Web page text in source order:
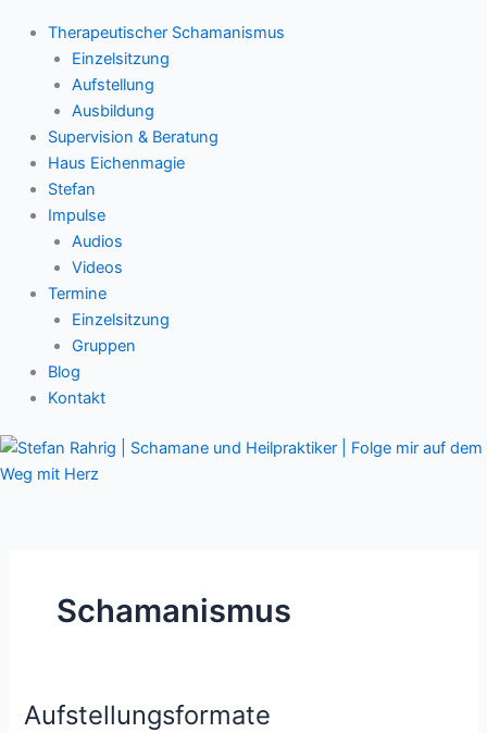
Therapeutischer Schamanismus
Einzelsitzung
Aufstellung
Ausbildung
Supervision & Beratung
Haus Eichenmagie
Stefan
Impulse
Audios
Videos
Termine
Einzelsitzung
Gruppen
Blog
Kontakt
Schamanismus
Aufstellungsformate
Aufstellungsformate